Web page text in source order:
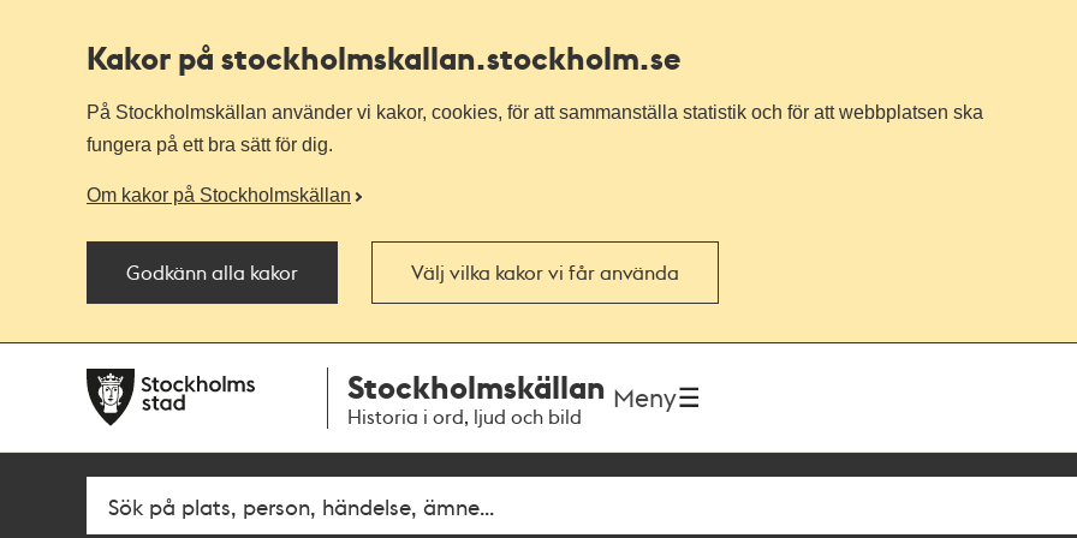
Kakor på stockholmskallan.stockholm.se
På Stockholmskällan använder vi kakor, cookies, för att sammanställa statistik och för att webbplatsen ska
fungera på ett bra sätt för dig.
Om kakor på Stockholmskällan
Godkänn alla kakor Välj vilka kakor vi får använda
navigationen
huvudinnehållet
Stockholmskällan
Historia i ord, ljud och bild
Meny
SökFritextsök